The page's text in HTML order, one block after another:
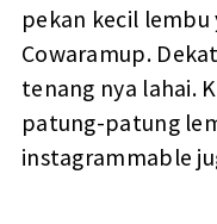
pekan kecil lembu
Cowaramup.
tenang nya lahai.
patung-patung
instagrammable